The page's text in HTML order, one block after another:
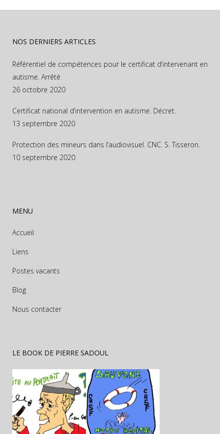
NOS DERNIERS ARTICLES
Référentiel de compétences pour le certificat d’intervenant en
autisme. Arrêté
26 octobre 2020
Certificat national d’intervention en autisme. Décret.
13 septembre 2020
Protection des mineurs dans l’audiovisuel. CNC. S. Tisseron.
10 septembre 2020
MENU
Accueil
Liens
Postes vacants
Blog
Nous contacter
LE BOOK DE PIERRE SADOUL